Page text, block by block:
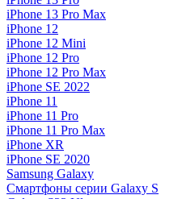
iPhone 13 Pro Max
iPhone 12
iPhone 12 Mini
iPhone 12 Pro
iPhone 12 Pro Max
iPhone SE 2022
iPhone 11
iPhone 11 Pro
iPhone 11 Pro Max
iPhone XR
iPhone SE 2020
Samsung Galaxy
Смартфоны серии Galaxy S